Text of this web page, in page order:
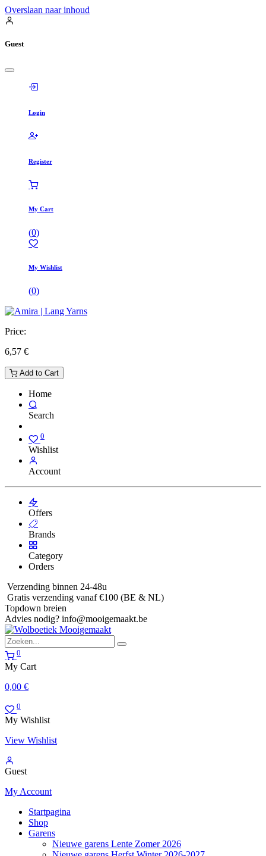
Overslaan naar inhoud
Guest
Login
Register
My Cart
(0)
My Wishlist
(0)
Price:
6,57 €
Add to Cart
Home
Search
0
Wishlist
Account
Offers
Brands
Category
Orders
Verzending binnen 24-48u
Gratis verzending vanaf €100 (BE & NL)
Topdown breien
Advies nodig? info@mooigemaakt.be
0
My Cart
0,00 €
0
My Wishlist
View Wishlist
Guest
My Account
Startpagina
Shop
Garens
Nieuwe garens Lente Zomer 2026